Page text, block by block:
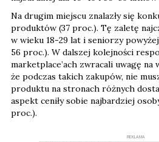
Na drugim miejscu znalazły się
produktów (37 proc.). Tę zaletę
w wieku 18-29 lat i seniorzy
56 proc.). W dalszej kolejności
marketplace’ach zwracali uwagę na
że podczas takich zakupów, nie
produktu na stronach różnych
aspekt ceniły sobie najbardziej
proc.).
REKLAMA